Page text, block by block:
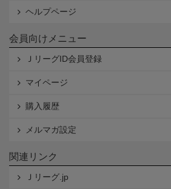
ヘルプページ
会員向けメニュー
ＪリーグID会員登録
マイページ
購入履歴
メルマガ設定
関連リンク
Ｊリーグ.jp